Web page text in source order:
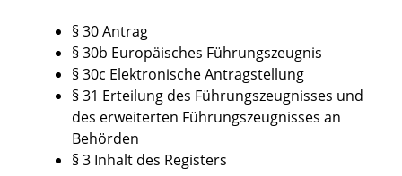
§ 30 Antrag
§ 30b Europäisches Führungszeugnis
§ 30c Elektronische Antragstellung
§ 31 Erteilung des Führungszeugnisses und
des erweiterten Führungszeugnisses an
Behörden
§ 3 Inhalt des Registers